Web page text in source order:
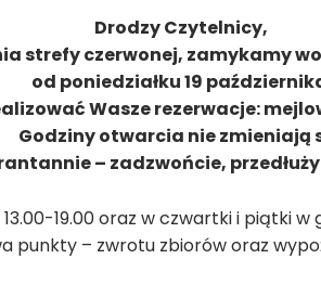
Drodzy Czytelnicy,
strefy czerwonej, zamykamy
od poniedziałku 19
Wasze rezerwacje:
Godziny otwarcia nie zmieniają
– zadzwońcie,
19.00 oraz w czwartki i piątki w
punkty – zwrotu zbiorów oraz